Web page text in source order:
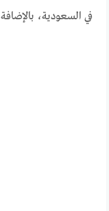
في السعودية،